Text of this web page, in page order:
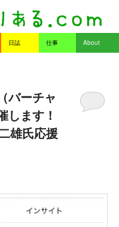
日誌 仕事 About
バーチャ
します！
雄氏応援